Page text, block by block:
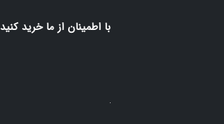
با اطمينان از ما خريد كنيد